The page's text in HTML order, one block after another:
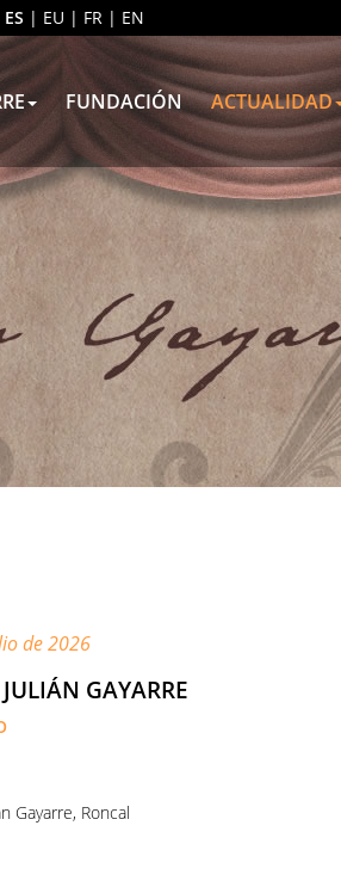
ES | EU | FR| EN
FUNDACIÓN ACTUALIDAD
de 2026
GAYARRE
Gayarre, Roncal